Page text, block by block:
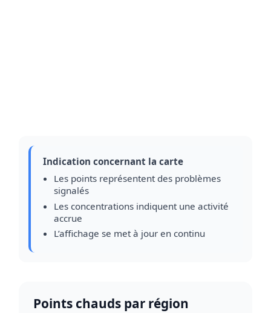
Indication concernant la carte
Les points représentent des problèmes
signalés
Les concentrations indiquent une activité
accrue
L’affichage se met à jour en continu
Points chauds par région